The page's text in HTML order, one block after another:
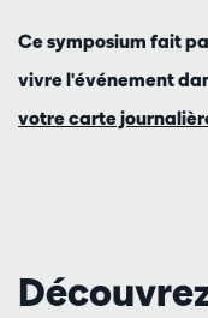
Ce symposium fait
vivre l'événement
votre carte